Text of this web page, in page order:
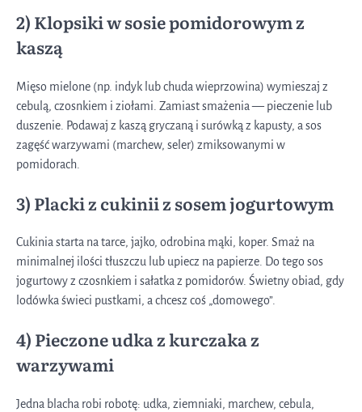
2) Klopsiki w sosie pomidorowym z
kaszą
Mięso mielone (np. indyk lub chuda wieprzowina) wymieszaj z
cebulą, czosnkiem i ziołami. Zamiast smażenia — pieczenie lub
duszenie. Podawaj z kaszą gryczaną i surówką z kapusty, a sos
zagęść warzywami (marchew, seler) zmiksowanymi w
pomidorach.
3) Placki z cukinii z sosem jogurtowym
Cukinia starta na tarce, jajko, odrobina mąki, koper. Smaż na
minimalnej ilości tłuszczu lub upiecz na papierze. Do tego sos
jogurtowy z czosnkiem i sałatka z pomidorów. Świetny obiad, gdy
lodówka świeci pustkami, a chcesz coś „domowego”.
4) Pieczone udka z kurczaka z
warzywami
Jedna blacha robi robotę: udka, ziemniaki, marchew, cebula,